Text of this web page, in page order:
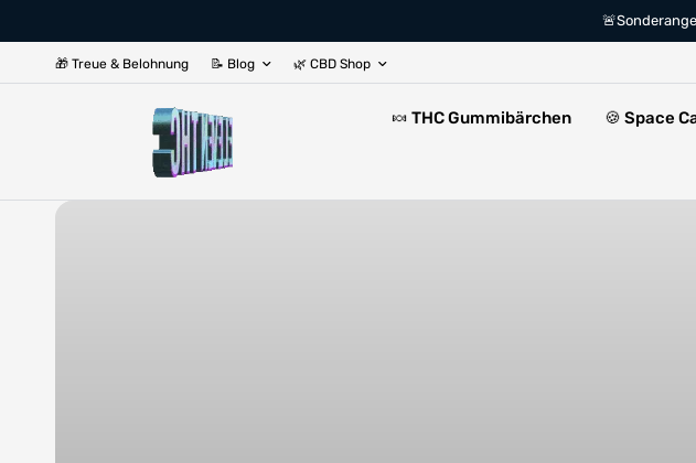
🎁 Treue & Belohnung 📝 Blog 🌿 CBD Shop
🍬 THC Gummibärchen 🍪 Space